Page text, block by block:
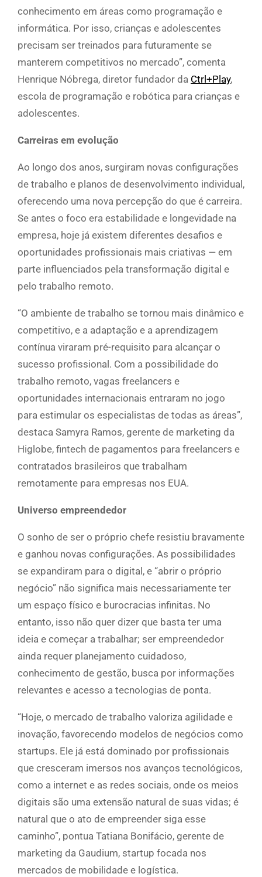
conhecimento em áreas como programação e
informática. Por isso, crianças e adolescentes
precisam ser treinados para futuramente se
manterem competitivos no mercado”, comenta
Henrique Nóbrega, diretor fundador da Ctrl+Play,
escola de programação e robótica para crianças e
adolescentes.
Carreiras em evolução
Ao longo dos anos, surgiram novas configurações
de trabalho e planos de desenvolvimento individual,
oferecendo uma nova percepção do que é carreira.
Se antes o foco era estabilidade e longevidade na
empresa, hoje já existem diferentes desafios e
oportunidades profissionais mais criativas — em
parte influenciados pela transformação digital e
pelo trabalho remoto.
“O ambiente de trabalho se tornou mais dinâmico e
competitivo, e a adaptação e a aprendizagem
contínua viraram pré-requisito para alcançar o
sucesso profissional. Com a possibilidade do
trabalho remoto, vagas freelancers e
oportunidades internacionais entraram no jogo
para estimular os especialistas de todas as áreas”,
destaca Samyra Ramos, gerente de marketing da
Higlobe, fintech de pagamentos para freelancers e
contratados brasileiros que trabalham
remotamente para empresas nos EUA.
Universo empreendedor
O sonho de ser o próprio chefe resistiu bravamente
e ganhou novas configurações. As possibilidades
se expandiram para o digital, e “abrir o próprio
negócio” não significa mais necessariamente ter
um espaço físico e burocracias infinitas. No
entanto, isso não quer dizer que basta ter uma
ideia e começar a trabalhar; ser empreendedor
ainda requer planejamento cuidadoso,
conhecimento de gestão, busca por informações
relevantes e acesso a tecnologias de ponta.
“Hoje, o mercado de trabalho valoriza agilidade e
inovação, favorecendo modelos de negócios como
startups. Ele já está dominado por profissionais
que cresceram imersos nos avanços tecnológicos,
como a internet e as redes sociais, onde os meios
digitais são uma extensão natural de suas vidas; é
natural que o ato de empreender siga esse
caminho”, pontua Tatiana Bonifácio, gerente de
marketing da Gaudium, startup focada nos
mercados de mobilidade e logística.